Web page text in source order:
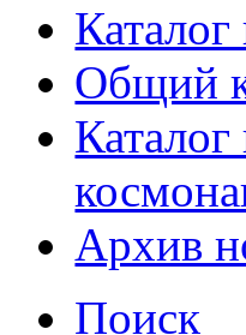
Общий
Архив
Поиск